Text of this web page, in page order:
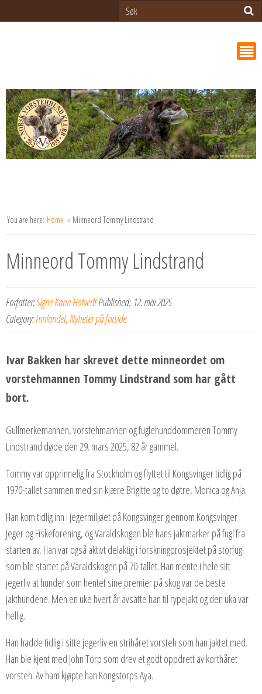
You are here: Home Minneord Tommy Lindstrand
Minneord Tommy Lindstrand
Forfatter:Signe Karin HotvedtPublished: 12. mai 2025
Category:Innlandet,Nyheter på forside
Ivar Bakken har skrevet dette minneordet om
vorstehmannen Tommy Lindstrand som har gått
bort.
Gullmerkemannen, vorstehmannen og fuglehunddommeren Tommy
Lindstrand døde den 29. mars 2025, 82 år gammel.
Tommy var opprinnelig fra Stockholm og flyttet til Kongsvinger tidlig på
1970-tallet sammen med sin kjære Brigitte og to døtre, Monica og Anja.
Han kom tidlig inn i jegermiljøet på Kongsvinger gjennom Kongsvinger
Jeger og Fiskeforening, og Varaldskogen ble hans jaktmarker på fugl fra
starten av. Han var også aktivt delaktig i forskningprosjektet på storfugl
som ble startet på Varaldskogen på 70-tallet. Han mente i hele sitt
jegerliv at hunder som hentet sine premier på skog var de beste
jakthundene. Men en uke hvert år avsatte han til rypejakt og den uka var
hellig.
Han hadde tidlig i sitte jegerliv en strihåret vorsteh som han jaktet med.
Han ble kjent med John Torp som drev et godt oppdrett av korthåret
vorsteh. Av ham kjøpte han Kongstorps Aya.